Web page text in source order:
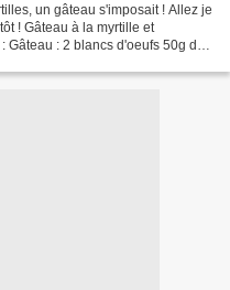
un gâteau s'imposait ! Allez je
! Gâteau à la myrtille et
: 2 blancs d'oeufs 50g de